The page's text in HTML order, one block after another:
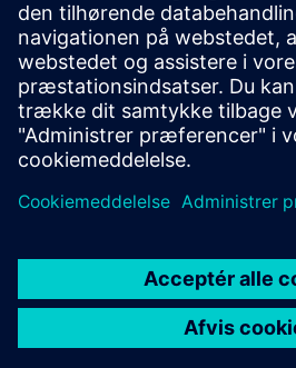
Achieve fast, selective gas
situ gas analyzer SITRANS TDL
different gases.